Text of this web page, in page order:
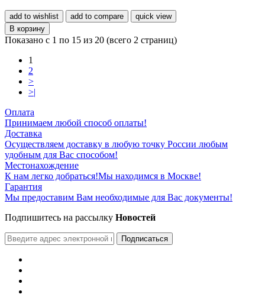
add to wishlist add to compare
quick view
В корзину
Показано с 1 по 15 из 20 (всего 2 страниц)
1
2
>
>|
Оплата
Принимаем любой способ оплаты!
Доставка
Осуществляем доставку в любую точку России любым
удобным для Вас способом!
Местонахождение
К нам легко добраться!Мы находимся в Москве!
Гарантия
Мы предоставим Вам необходимые для Вас документы!
Подпишитесь на рассылку Новостей
Подписаться